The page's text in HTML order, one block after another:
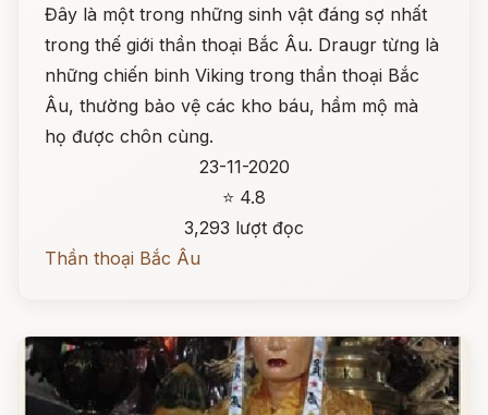
Đây là một trong những sinh vật đáng sợ nhất
trong thế giới thần thoại Bắc Âu. Draugr từng là
những chiến binh Viking trong thần thoại Bắc
Âu, thường bảo vệ các kho báu, hầm mộ mà
họ được chôn cùng.
23-11-2020
⭐ 4.8
3,293 lượt đọc
Thần thoại Bắc Âu